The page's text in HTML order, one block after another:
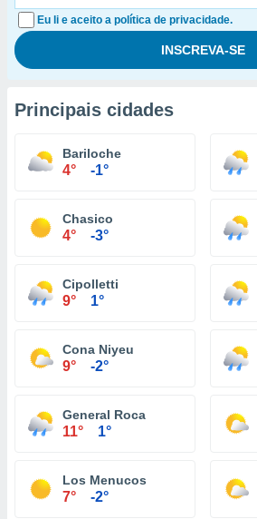
Eu li e aceito a política de privacidade.
Principais cidades
Bariloche
4° -1°
Chasico
4° -3°
Cipolletti
9° 1°
Cona Niyeu
9° -2°
General Roca
11° 1°
Los Menucos
7° -2°